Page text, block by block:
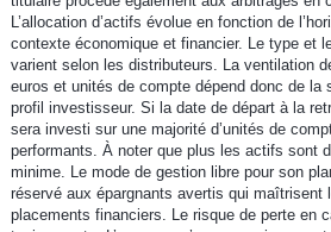
L’allocation d’actifs évolue en fonction de
contexte économique et financier. Le type et
varient selon les distributeurs. La ventilation
euros et unités de compte dépend donc de la
profil investisseur. Si la date de départ à la
sera investi sur une majorité d’unités de
performants. À noter que plus les actifs sont
minime. Le mode de gestion libre pour son
réservé aux épargnants avertis qui maîtrisent
placements financiers. Le risque de perte en